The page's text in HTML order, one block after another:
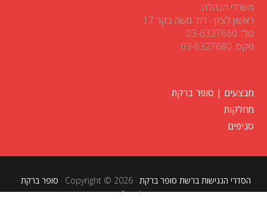
משרדי הנהלה:
ראשון לציון - רח' משה בקר 17
טל': 03-6327660
פקס: 03-6327680
מבצעים | סופר ברקת
מחלקות
סניפים
הסדרי הנגישות ברשת סופר ברקת · Copyright © 2026 · סופר ברקת ·
Log in